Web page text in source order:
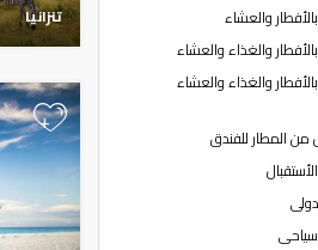
والعشاء
والغذاء والعشاء
والغذاء والعشاء
من المطار للفندق
تنزانيا
+